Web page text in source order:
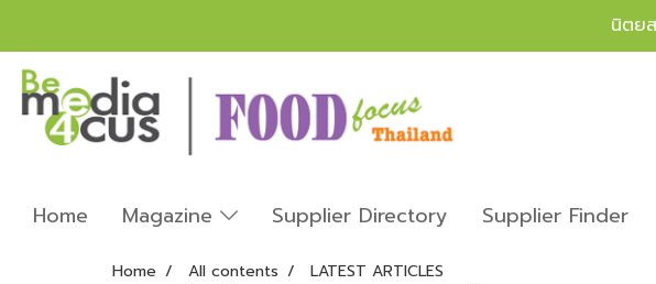
นิตย
Home Magazine Supplier Directory Supplier Finder
Home All contents
LATEST ARTICLES